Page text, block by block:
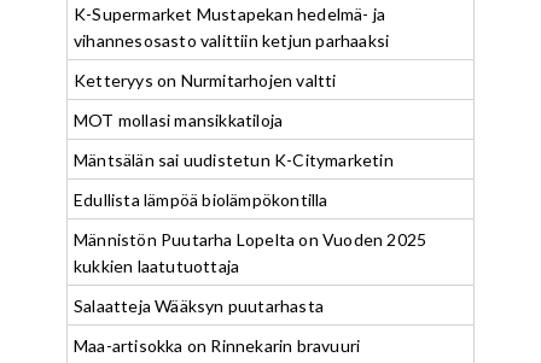
K-Supermarket Mustapekan hedelmä- ja
vihannesosasto valittiin ketjun parhaaksi
Ketteryys on Nurmitarhojen valtti
MOT mollasi mansikkatiloja
Mäntsälän sai uudistetun K-Citymarketin
Edullista lämpöä biolämpökontilla
Männistön Puutarha Lopelta on Vuoden 2025
kukkien laatutuottaja
Salaatteja Wääksyn puutarhasta
Maa-artisokka on Rinnekarin bravuuri